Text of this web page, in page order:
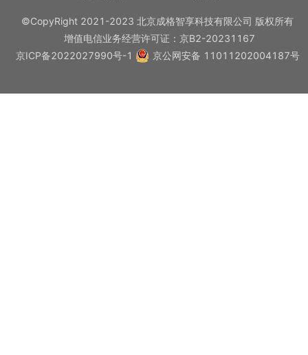
©CopyRight 2021-2023 北京成格智享科技有限公司 版权所有
增值电信业务经营许可证：京B2-20231167
京ICP备2022027990号-1
京公网安备 11011202004187号